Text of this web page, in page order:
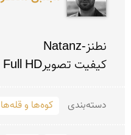
کیفیت تصویرFull HD
دسته‌بندی کوه‌ها و قله‌ها